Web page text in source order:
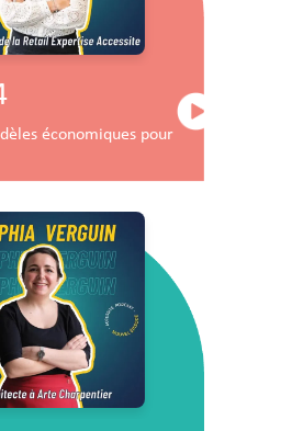
économiques pour les centres